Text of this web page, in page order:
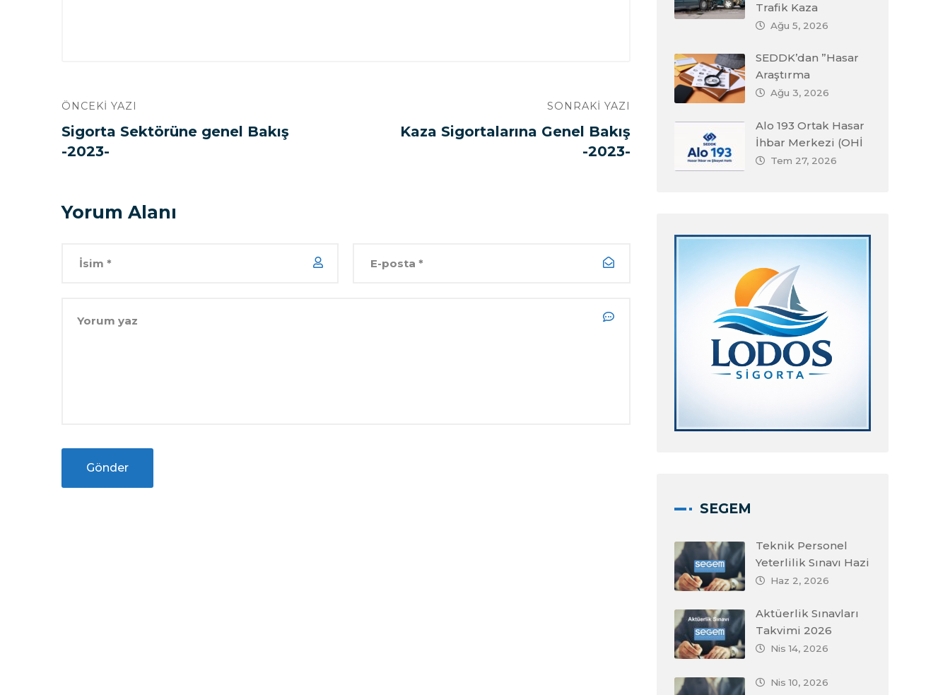
ÖNCEKI YAZI
Sigorta Sektörüne genel Bakış
-2023-
SONRAKI YAZI
Kaza Sigortalarına Genel Bakış
-2023-
Yorum Alanı
Trafik Kaza
Ağu 5, 2026
SEDDK’dan ”Hasar
Araştırma
Ağu 3, 2026
Alo 193 Ortak Hasar
İhbar Merkezi (OHİ
Tem 27, 2026
SEGEM
Teknik Personel
Yeterlilik Sınavı Hazi
Haz 2, 2026
Aktüerlik Sınavları
Takvimi 2026
Nis 14, 2026
Nis 10, 2026